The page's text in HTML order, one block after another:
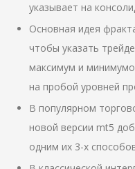
указывает на
Основная идея
чтобы указать
максимум и
на пробой уровней
В популярном
новой версии mt5
одним их 3-х